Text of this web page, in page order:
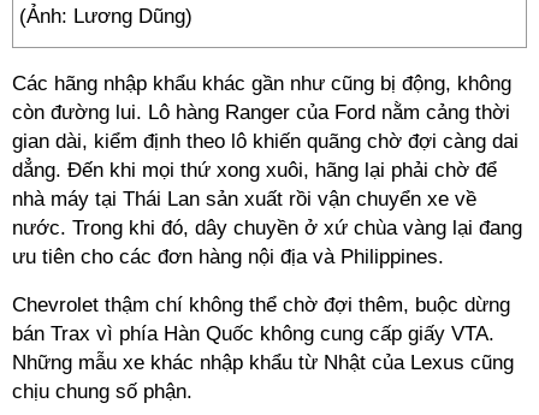
(Ảnh: Lương Dũng)
Các hãng nhập khẩu khác gần như cũng bị động, không
còn đường lui. Lô hàng Ranger của Ford nằm cảng thời
gian dài, kiểm định theo lô khiến quãng chờ đợi càng dai
dẳng. Đến khi mọi thứ xong xuôi, hãng lại phải chờ để
nhà máy tại Thái Lan sản xuất rồi vận chuyển xe về
nước. Trong khi đó, dây chuyền ở xứ chùa vàng lại đang
ưu tiên cho các đơn hàng nội địa và Philippines.
Chevrolet thậm chí không thể chờ đợi thêm, buộc dừng
bán Trax vì phía Hàn Quốc không cung cấp giấy VTA.
Những mẫu xe khác nhập khẩu từ Nhật của Lexus cũng
chịu chung số phận.